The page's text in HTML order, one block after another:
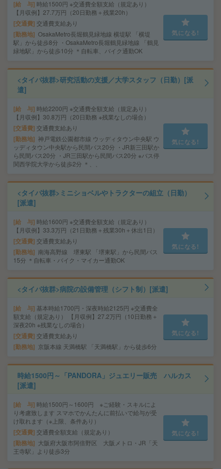
給 与 時給1500円 ※交通費全額支給（規定あり）
【月収例】27.7万円（20日勤務＋残業20h）
交通費 交通費支給あり
勤務地 OsakaMetro長堀鶴見緑地線 横堤駅 「横堤
駅」から徒歩8分 ・OsakaMetro長堀鶴見緑地線 「鶴見
緑地駅」から徒歩10分 ＊自転車、バイク通勤OK
気になる!
<タイパ抜群>研究活動の支援／大学スタッフ（日勤）[派
遣]
給 与 時給2200円 ※交通費全額支給（規定あり）
【月収例】30.8万円（20日勤務 ※残業なしの場合）
交通費 交通費支給あり
勤務地 神戸電鉄公園都市線 ウッディタウン中央駅 ウ
ッディタウン中央駅から民間バス20分 ・JR新三田駅か
ら民間バス20分 ・JR三田駅から民間バス20分 ※バス停
関西学院大学から徒歩2分 ＊、、
気になる!
<タイパ抜群>ミニショベルやトラクターの組立（日勤）
[派遣]
給 与 時給1600円 ※交通費全額支給（規定あり）
【月収例】33.3万円（21日勤務＋残業30h＋休出1日）
交通費 交通費支給あり
勤務地
南海高野線 堺東駅 「堺東駅」から民間バス
15分 ＊自転車・バイク・マイカー通勤OK
気になる!
<タイパ抜群>病院の設備管理（シフト制）[派遣]
給 与 基本時給1700円・深夜時給2125円 ※交通費全
額支給（規定あり） 【月収例】27.2万円（10日勤務＋
深夜20h ※残業なしの場合）
交通費 交通費支給あり
勤務地 京阪本線 天満橋駅 「天満橋駅」から徒歩6分
気になる!
時給1500円～「PANDORA」ジュエリー販売 ハルカス
[派遣]
給 与 時給1500円～1600円 ※ご経験・スキルによ
り考慮致します スマホでかんたんに前払いで給与が受
け取れます（※上限、条件あり）
交通費 交通費全額支給（規定あり）
勤務地
大阪府大阪市阿倍野区 大阪メトロ・JR「天
王寺駅」より徒歩3分
気になる!